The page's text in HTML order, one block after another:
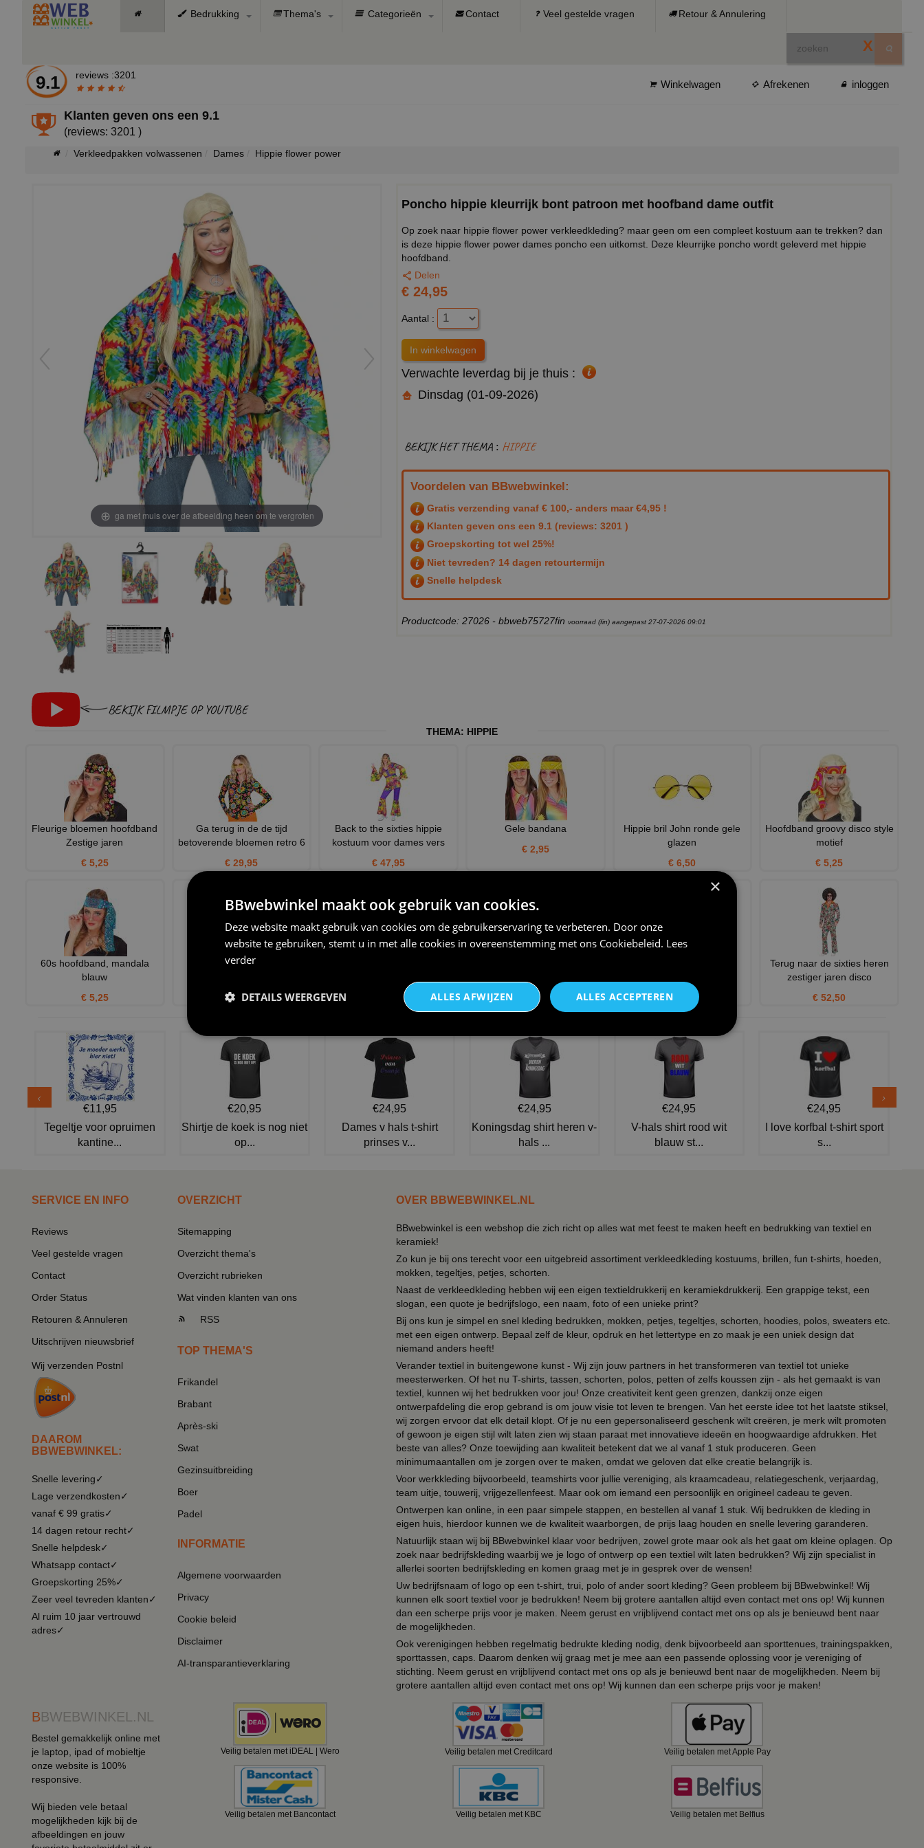
Bedrukking Thema's Categorieën Contact Veel gestelde vragen Retour & Annulering
X
9.1 reviews :3201
Winkelwagen Afrekenen inloggen
Klanten geven ons een9.1
(reviews: 3201 )
Verkleedpakken volwassenen Dames Hippie flower power
ga met muis over de afbeelding heen om te vergroten
BEKIJK FILMPJE OP YOUTUBE
Poncho hippie kleurrijk bont patroon met hoofband dame outfit
Op zoek naar hippie flower power verkleedkleding? maar geen om een compleet kostuum aan te trekken? dan
is deze hippie flower power dames poncho een uitkomst. Deze kleurrijke poncho wordt geleverd met hippie
hoofdband.
Delen
€ 24,95
Aantal :
Verwachte leverdag bij je thuis :
Dinsdag (01-09-2026)
BEKIJK HET THEMA : HIPPIE
Voordelen van BBwebwinkel:
Gratis verzending vanaf € 100,- anders maar €4,95 !
Klanten geven ons een 9.1 (reviews: 3201 )
Groepskorting tot wel 25%!
Niet tevreden? 14 dagen retourtermijn
Snelle helpdesk
Productcode: 27026 - bbweb75727fin voorraad (fin) aangepast 27-07-2026 09:01
THEMA: HIPPIE
Fleurige bloemen hoofdband
Zestige jaren
€ 5,25
Ga terug in de de tijd
betoverende bloemen retro 6
€ 29,95
Back to the sixties hippie
kostuum voor dames vers
€ 47,95
Gele bandana
€ 2,95
Hippie bril John ronde gele
glazen
€ 6,50
Hoofdband groovy disco style
motief
€ 5,25
60s hoofdband, mandala
blauw
€ 5,25
hippie meisje
€ 5,25
€ 2,95
Terug naar de sixties heren
zestiger jaren disco
€ 52,50
€11,95
Tegeltje voor opruimen
kantine...
€20,95
Shirtje de koek is nog niet
op...
€24,95
Dames v hals t-shirt
prinses v...
€24,95
Koningsdag shirt heren v-
hals ...
€24,95
V-hals shirt rood wit
blauw st...
€24,95
I love korfbal t-shirt sport
s...
SERVICE EN INFO
Reviews
Veel gestelde vragen
Contact
Order Status
Retouren & Annuleren
Uitschrijven nieuwsbrief
Wij verzenden Postnl
DAAROM
BBWEBWINKEL:
Snelle levering✓
Lage verzendkosten✓
vanaf € 99 gratis✓
14 dagen retour recht✓
Snelle helpdesk✓
Whatsapp contact✓
Groepskorting 25%✓
Zeer veel tevreden klanten✓
Al ruim 10 jaar vertrouwd
adres✓
OVERZICHT
Sitemapping
Overzicht thema's
Overzicht rubrieken
Wat vinden klanten van ons
RSS
TOP THEMA'S
Frikandel
Brabant
Après-ski
Swat
Gezinsuitbreiding
Boer
Padel
INFORMATIE
Algemene voorwaarden
Privacy
Cookie beleid
Disclaimer
AI-transparantieverklaring
OVER BBWEBWINKEL.NL
BBwebwinkel is een webshop die zich richt op alles wat met feest te maken heeft en bedrukking van textiel en
keramiek!
Zo kun je bij ons terecht voor een uitgebreid assortiment verkleedkleding kostuums, brillen, fun t-shirts, hoeden,
mokken, tegeltjes, petjes, schorten.
Naast de verkleedkleding hebben wij een eigen textieldrukkerij en keramiekdrukkerij. Een grappige tekst, een
slogan, een quote je bedrijfslogo, een naam, foto of een unieke print?
Bij ons kun je simpel en snel kleding bedrukken, mokken, petjes, tegeltjes, schorten, hoodies, polos, sweaters etc.
met een eigen ontwerp. Bepaal zelf de kleur, opdruk en het lettertype en zo maak je een uniek design dat
niemand anders heeft!
Verander textiel in buitengewone kunst - Wij zijn jouw partners in het transformeren van textiel tot unieke
meesterwerken. Of het nu T-shirts, tassen, schorten, polos, petten of zelfs koussen zijn - als het gemaakt is van
textiel, kunnen wij het bedrukken voor jou! Onze creativiteit kent geen grenzen, dankzij onze eigen
ontwerpafdeling die erop gebrand is om jouw visie tot leven te brengen. Van het eerste idee tot het laatste stiksel,
wij zorgen ervoor dat elk detail klopt. Of je nu een gepersonaliseerd geschenk wilt creëren, je merk wilt promoten
of gewoon je eigen stijl wilt laten zien wij staan paraat met innovatieve ideeën en hoogwaardige afdrukken. Het
beste van alles? Onze toewijding aan kwaliteit betekent dat we al vanaf 1 stuk produceren. Geen
minimumaantallen om je zorgen over te maken, omdat we geloven dat elke creatie belangrijk is.
Voor werkkleding bijvoorbeeld, teamshirts voor jullie vereniging, als kraamcadeau, relatiegeschenk, verjaardag,
team uitje, touwerij, vrijgezellenfeest. Maar ook om iemand een persoonlijk en origineel cadeau te geven.
Ontwerpen kan online, in een paar simpele stappen, en bestellen al vanaf 1 stuk. Wij bedrukken de kleding in
eigen huis, hierdoor kunnen we de kwaliteit waarborgen, de prijs laag houden en snelle levering garanderen.
Natuurlijk staan wij bij BBwebwinkel klaar voor bedrijven, zowel grote maar ook als het gaat om kleine oplagen. Op
zoek naar bedrijfskleding waarbij we je logo of ontwerp op een textiel wilt laten bedrukken? Wij zijn specialist in
allerlei soorten bedrijfskleding en komen graag met je in gesprek over de wensen!
Uw bedrijfsnaam of logo op een t-shirt, trui, polo of ander soort kleding? Geen probleem bij BBwebwinkel! Wij
kunnen elk soort textiel voor je bedrukken! Neem bij grotere aantallen altijd even contact met ons op! Wij kunnen
dan een scherpe prijs voor je maken. Neem gerust en vrijblijvend contact met ons op als je benieuwd bent naar
de mogelijkheden.
Ook verenigingen hebben regelmatig bedrukte kleding nodig, denk bijvoorbeeld aan sporttenues, trainingspakken,
sporttassen, caps. Daarom denken wij graag met je mee aan een passende oplossing voor je vereniging of
stichting. Neem gerust en vrijblijvend contact met ons op als je benieuwd bent naar de mogelijkheden. Neem bij
grotere aantallen altijd even contact met ons op! Wij kunnen dan een scherpe prijs voor je maken!
BBWEBWINKEL.NL
Bestel gemakkelijk online met
je laptop, ipad of mobieltje
onze website is 100%
responsive.
Wij bieden vele betaal
mogelijkheden kijk bij de
afbeeldingen en jouw
Veilig betalen met iDEAL | Wero Veilig betalen met Creditcard Veilig betalen met Apple Pay
Veilig betalen met Bancontact Veilig betalen met KBC Veilig betalen met Belfius
×
BBwebwinkel maakt ook gebruik van cookies.
Deze website maakt gebruik van cookies om de gebruikerservaring te verbeteren. Door onze
website te gebruiken, stemt u in met alle cookies in overeenstemming met ons Cookiebeleid. Lees
verder
ALLES ACCEPTEREN
ALLES AFWIJZEN
DETAILS WEERGEVEN